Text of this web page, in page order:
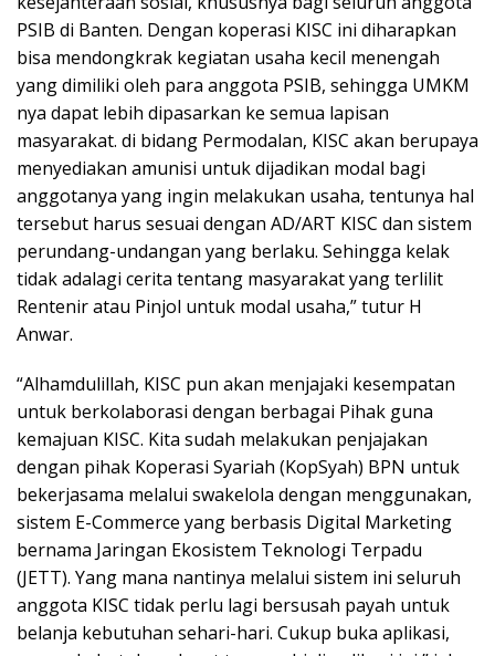
PSIB di Banten. Dengan koperasi KISC ini diharapkan
bisa mendongkrak kegiatan usaha kecil menengah
yang dimiliki oleh para anggota PSIB, sehingga UMKM
nya dapat lebih dipasarkan ke semua lapisan
masyarakat. di bidang Permodalan, KISC akan berupaya
menyediakan amunisi untuk dijadikan modal bagi
anggotanya yang ingin melakukan usaha, tentunya hal
tersebut harus sesuai dengan AD/ART KISC dan sistem
perundang-undangan yang berlaku. Sehingga kelak
tidak adalagi cerita tentang masyarakat yang terlilit
Rentenir atau Pinjol untuk modal usaha,” tutur H
Anwar.
“Alhamdulillah, KISC pun akan menjajaki kesempatan
untuk berkolaborasi dengan berbagai Pihak guna
kemajuan KISC. Kita sudah melakukan penjajakan
dengan pihak Koperasi Syariah (KopSyah) BPN untuk
bekerjasama melalui swakelola dengan menggunakan,
sistem E-Commerce yang berbasis Digital Marketing
bernama Jaringan Ekosistem Teknologi Terpadu
(JETT). Yang mana nantinya melalui sistem ini seluruh
anggota KISC tidak perlu lagi bersusah payah untuk
belanja kebutuhan sehari-hari. Cukup buka aplikasi,